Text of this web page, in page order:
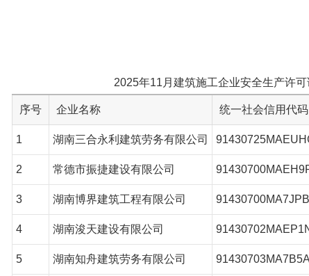
2025年11 月建筑施工企业安全生产许可
序号 企业名称 统一社会信用代码
1 湖南三合永利建筑劳务有限公司
2 常德市振捷建设有限公司
3 湖南博界建筑工程有限公司
4 湖南浚天建设有限公司
5 湖南知舟建筑劳务有限公司